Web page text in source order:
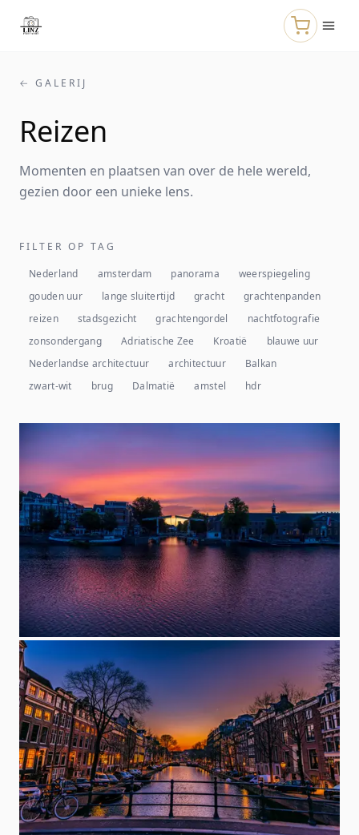
← GALERIJ
Reizen
Momenten en plaatsen van over de hele wereld,
gezien door een unieke lens.
FILTER OP TAG
Nederland
amsterdam panorama
weerspiegeling
gouden uur
lange sluitertijd gracht
grachtenpanden
reizen
stadsgezicht grachtengordel
nachtfotografie
zonsondergang
Adriatische Zee Kroatië
blauwe uur
Nederlandse architectuur
architectuur
Balkan
zwart-wit
brug Dalmatië amstel hdr